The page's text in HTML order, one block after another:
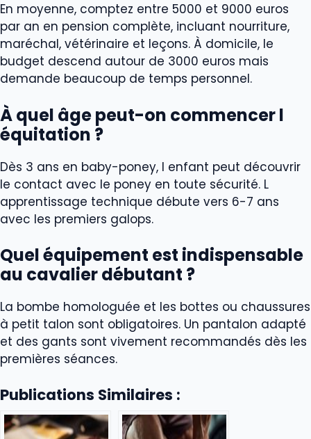
En moyenne, comptez entre 5000 et 9000 euros
par an en pension complète, incluant nourriture,
maréchal, vétérinaire et leçons. À domicile, le
budget descend autour de 3000 euros mais
demande beaucoup de temps personnel.
À quel âge peut-on commencer l
équitation ?
Dès 3 ans en baby-poney, l enfant peut découvrir
le contact avec le poney en toute sécurité. L
apprentissage technique débute vers 6-7 ans
avec les premiers galops.
Quel équipement est indispensable
au cavalier débutant ?
La bombe homologuée et les bottes ou chaussures
à petit talon sont obligatoires. Un pantalon adapté
et des gants sont vivement recommandés dès les
premières séances.
Publications Similaires :